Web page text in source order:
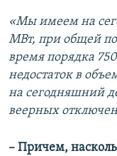
«Мы имеем на
МВт, при общей
время порядка
недостаток в
на сегодняшний
веерных
– Причем,